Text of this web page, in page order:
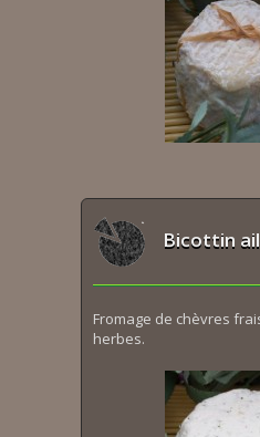
Bicottin
Fromage de chèvres
herbes.